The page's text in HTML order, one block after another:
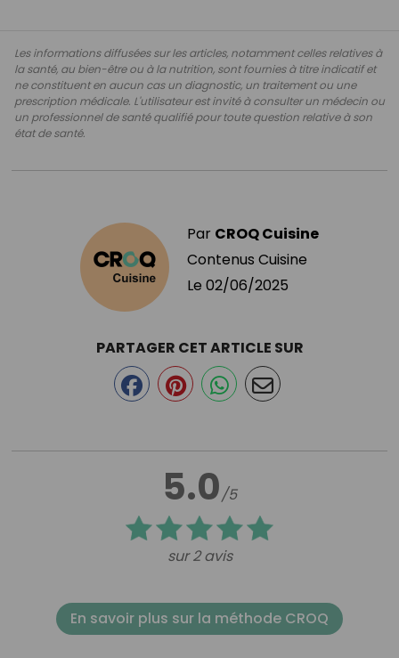
Les informations diffusées sur les articles, notamment celles relatives à
la santé, au bien-être ou à la nutrition, sont fournies à titre indicatif et
ne constituent en aucun cas un diagnostic, un traitement ou une
prescription médicale. L'utilisateur est invité à consulter un médecin ou
un professionnel de santé qualifié pour toute question relative à son
état de santé.
Par CROQ Cuisine
Contenus Cuisine
Le 02/06/2025
5.0/5
sur 2 avis
PARTAGER CET ARTICLE SUR
En savoir plus sur la méthode CROQ